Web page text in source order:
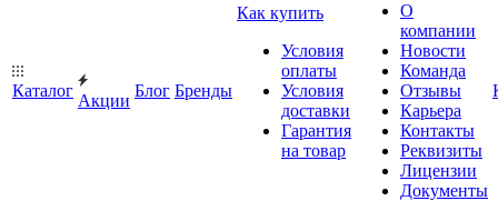
Каталог
Акции
Блог Бренды
Как купить
Условия
оплаты
Условия
доставки
Гарантия
на товар
О
компании
Новости
Команда
Отзывы
Карьера
Контакты
Реквизиты
Лицензии
Документы